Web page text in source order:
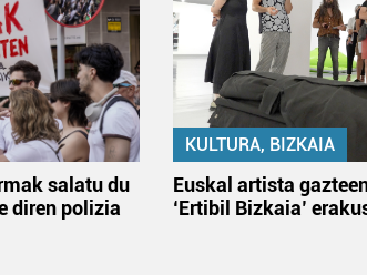
salatu du
diren polizia
KULTURA, BIZKAIA
Euskal artista
‘Ertibil Bizkaia’